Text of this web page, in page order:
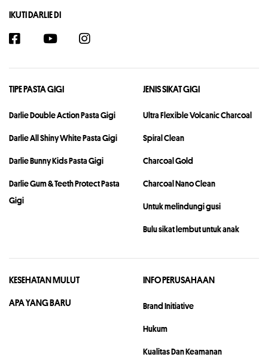
IKUTI DARLIE DI
TIPE PASTA GIGI
Darlie Double Action Pasta Gigi
Darlie All Shiny White Pasta Gigi
Darlie Bunny Kids Pasta Gigi
Darlie Gum & Teeth Protect Pasta
Gigi
JENIS SIKAT GIGI
Ultra Flexible Volcanic Charcoal
Spiral Clean
Charcoal Gold
Charcoal Nano Clean
Untuk melindungi gusi
Bulu sikat lembut untuk anak
KESEHATAN MULUT
APA YANG BARU
INFO PERUSAHAAN
Brand Initiative
Hukum
Kualitas Dan Keamanan